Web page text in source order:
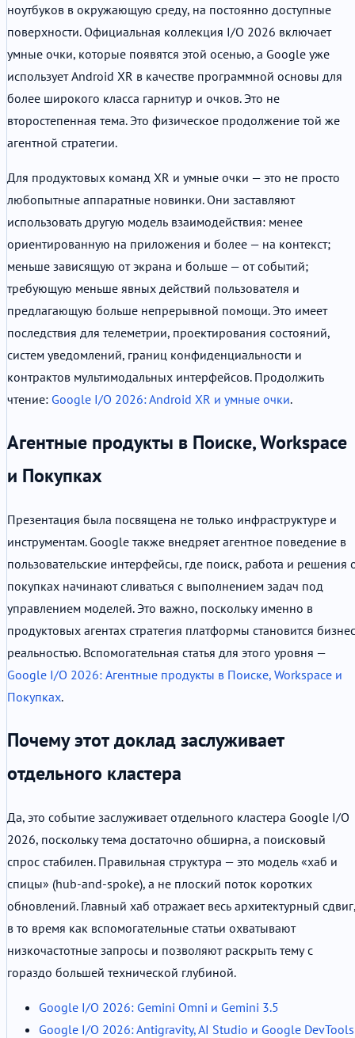
ноутбуков в окружающую среду, на постоянно доступные
поверхности. Официальная коллекция I/O 2026 включает
умные очки, которые появятся этой осенью, а Google уже
использует Android XR в качестве программной основы для
более широкого класса гарнитур и очков. Это не
второстепенная тема. Это физическое продолжение той же
агентной стратегии.
Для продуктовых команд XR и умные очки — это не просто
любопытные аппаратные новинки. Они заставляют
использовать другую модель взаимодействия: менее
ориентированную на приложения и более — на контекст;
меньше зависящую от экрана и больше — от событий;
требующую меньше явных действий пользователя и
предлагающую больше непрерывной помощи. Это имеет
последствия для телеметрии, проектирования состояний,
систем уведомлений, границ конфиденциальности и
контрактов мультимодальных интерфейсов. Продолжить
чтение: Google I/O 2026: Android XR и умные очки.
Агентные продукты в Поиске, Workspace
и Покупках
Презентация была посвящена не только инфраструктуре и
инструментам. Google также внедряет агентное поведение в
пользовательские интерфейсы, где поиск, работа и решения
покупках начинают сливаться с выполнением задач под
управлением моделей. Это важно, поскольку именно в
продуктовых агентах стратегия платформы становится
реальностью. Вспомогательная статья для этого уровня —
Google I/O 2026: Агентные продукты в Поиске, Workspace и
Покупках.
Почему этот доклад заслуживает
отдельного кластера
Да, это событие заслуживает отдельного кластера Google I/O
2026, поскольку тема достаточно обширна, а поисковый
спрос стабилен. Правильная структура — это модель «хаб и
спицы» (hub-and-spoke), а не плоский поток коротких
обновлений. Главный хаб отражает весь архитектурный сдвиг,
в то время как вспомогательные статьи охватывают
низкочастотные запросы и позволяют раскрыть тему с
гораздо большей технической глубиной.
Google I/O 2026: Gemini Omni и Gemini 3.5
Google I/O 2026: Antigravity, AI Studio и Google DevTools